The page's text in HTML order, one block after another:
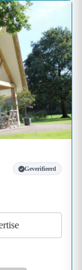
Geverifieerd